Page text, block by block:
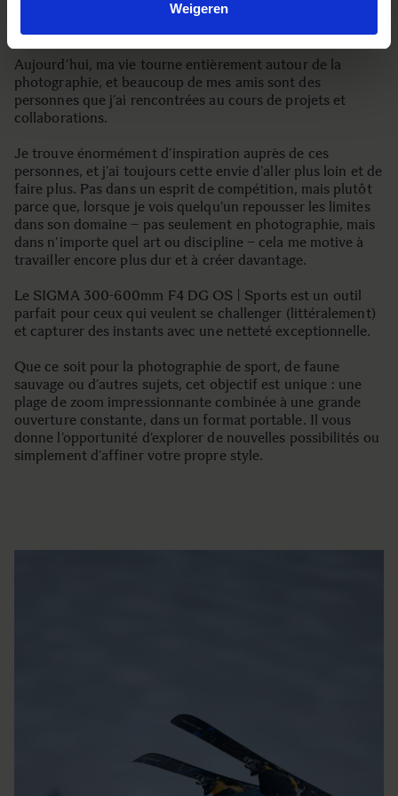
Weigeren
souvent ceux entre deux instants "parfaits", de manière
naturelle mais puissante.
Aujourd’hui, ma vie tourne entièrement autour de la
photographie, et beaucoup de mes amis sont des
personnes que j’ai rencontrées au cours de projets et
collaborations.
Je trouve énormément d’inspiration auprès de ces
personnes, et j’ai toujours cette envie d’aller plus loin et de
faire plus. Pas dans un esprit de compétition, mais plutôt
parce que, lorsque je vois quelqu’un repousser les limites
dans son domaine – pas seulement en photographie, mais
dans n’importe quel art ou discipline – cela me motive à
travailler encore plus dur et à créer davantage.
Le SIGMA 300-600mm F4 DG OS | Sports est un outil
parfait pour ceux qui veulent se challenger (littéralement)
et capturer des instants avec une netteté exceptionnelle.
Que ce soit pour la photographie de sport, de faune
sauvage ou d’autres sujets, cet objectif est unique : une
plage de zoom impressionnante combinée à une grande
ouverture constante, dans un format portable. Il vous
donne l’opportunité d’explorer de nouvelles possibilités ou
simplement d’affiner votre propre style.